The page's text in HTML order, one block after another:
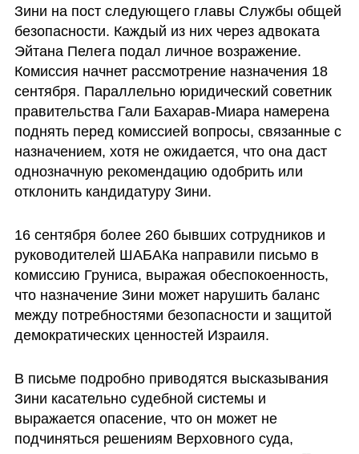
Зини на пост следующего главы Службы общей
безопасности. Каждый из них через адвоката
Эйтана Пелега подал личное возражение.
Комиссия начнет рассмотрение назначения 18
сентября. Параллельно юридический советник
правительства Гали Бахарав-Миара намерена
поднять перед комиссией вопросы, связанные с
назначением, хотя не ожидается, что она даст
однозначную рекомендацию одобрить или
отклонить кандидатуру Зини.
16 сентября более 260 бывших сотрудников и
руководителей ШАБАКа направили письмо в
комиссию Груниса, выражая обеспокоенность,
что назначение Зини может нарушить баланс
между потребностями безопасности и защитой
демократических ценностей Израиля.
В письме подробно приводятся высказывания
Зини касательно судебной системы и
выражается опасение, что он может не
подчиняться решениям Верховного суда,